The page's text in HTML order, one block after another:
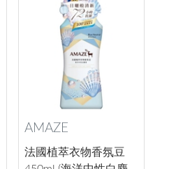
AMAZE
法國植萃衣物香氛豆